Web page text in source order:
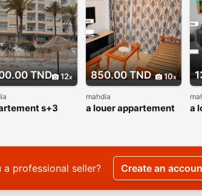
TND 12
s+3
850.00 TND 10
mahdia
a louer appartement
a
a professional seller? Create an